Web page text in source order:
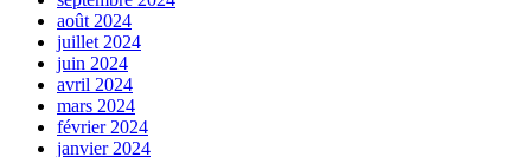
août 2024
juillet 2024
juin 2024
avril 2024
mars 2024
février 2024
janvier 2024